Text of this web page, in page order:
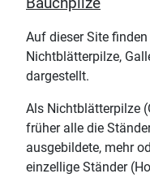
Auf dieser Site
Nichtblätterpilze,
dargestellt.
Als Nichtblätterpilze
früher alle die
ausgebildete, mehr
einzellige Ständer